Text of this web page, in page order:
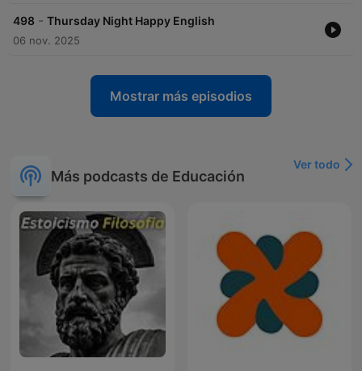
498 - Thursday Night Happy English
06 nov. 2025
Mostrar más episodios
Más podcasts de Educación
Ver todo